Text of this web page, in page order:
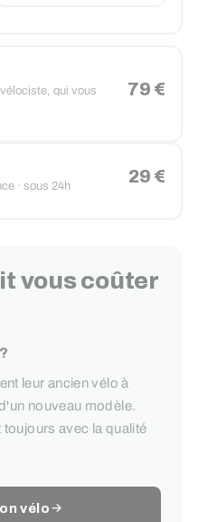
qui vous
79 €
· sous 24h 29 €
vous coûter
leur ancien vélo à
nouveau modèle.
avec la qualité
vélo